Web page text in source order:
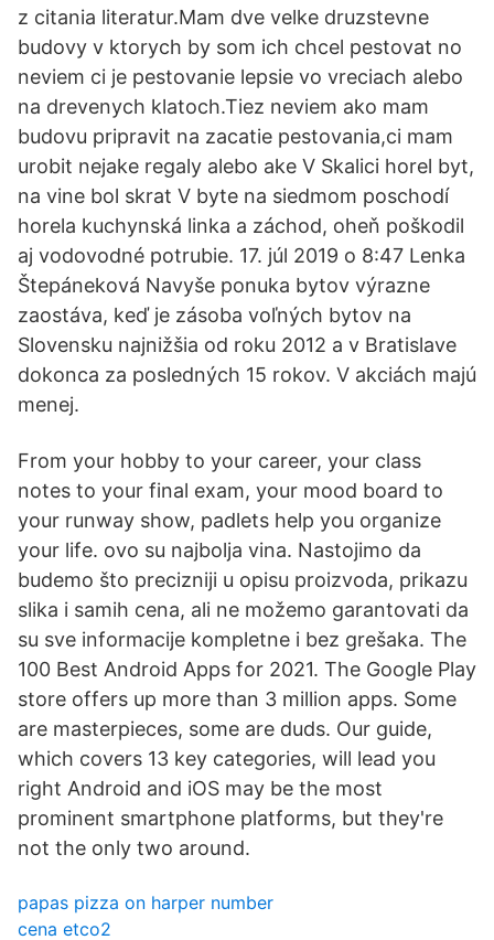
z citania literatur.Mam dve velke druzstevne
budovy v ktorych by som ich chcel pestovat no
neviem ci je pestovanie lepsie vo vreciach alebo
na drevenych klatoch.Tiez neviem ako mam
budovu pripravit na zacatie pestovania,ci mam
urobit nejake regaly alebo ake V Skalici horel byt,
na vine bol skrat V byte na siedmom poschodí
horela kuchynská linka a záchod, oheň poškodil
aj vodovodné potrubie. 17. júl 2019 o 8:47 Lenka
Štepáneková Navyše ponuka bytov výrazne
zaostáva, keď je zásoba voľných bytov na
Slovensku najnižšia od roku 2012 a v Bratislave
dokonca za posledných 15 rokov. V akciách majú
menej.
From your hobby to your career, your class
notes to your final exam, your mood board to
your runway show, padlets help you organize
your life. ovo su najbolja vina. Nastojimo da
budemo što precizniji u opisu proizvoda, prikazu
slika i samih cena, ali ne možemo garantovati da
su sve informacije kompletne i bez grešaka. The
100 Best Android Apps for 2021. The Google Play
store offers up more than 3 million apps. Some
are masterpieces, some are duds. Our guide,
which covers 13 key categories, will lead you
right Android and iOS may be the most
prominent smartphone platforms, but they're
not the only two around.
papas pizza on harper number
cena etco2